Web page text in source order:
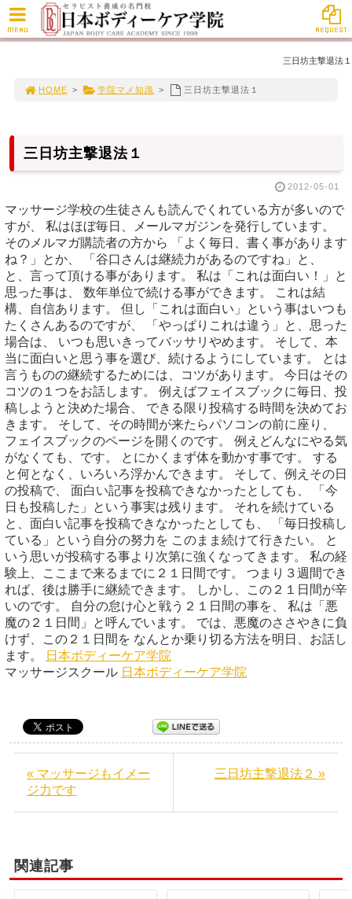
三日坊主撃退法１
HOME > 学院マメ知識 > 三日坊主撃退法１
三日坊主撃退法１
2012-05-01
マッサージ学校の生徒さんも読んでくれている方が多いので
すが、 私はほぼ毎日、メールマガジンを発行しています。
そのメルマガ購読者の方から 「よく毎日、書く事があります
ね？」とか、 「谷口さんは継続力があるのですね」と、
と、言って頂ける事があります。 私は「これは面白い！」と
思った事は、 数年単位で続ける事ができます。 これは結
構、自信あります。 但し「これは面白い」という事はいつも
たくさんあるのですが、 「やっぱりこれは違う」と、思った
場合は、 いつも思いきってバッサリやめます。 そして、本
当に面白いと思う事を選び、続けるようにしています。 とは
言うものの継続するためには、コツがあります。 今日はその
コツの１つをお話します。 例えばフェイスブックに毎日、投
稿しようと決めた場合、 できる限り投稿する時間を決めてお
きます。 そして、その時間が来たらパソコンの前に座り、
フェイスブックのページを開くのです。 例えどんなにやる気
がなくても、です。 とにかくまず体を動かす事です。 する
と何となく、いろいろ浮かんできます。 そして、例えその日
の投稿で、 面白い記事を投稿できなかったとしても、 「今
日も投稿した」という事実は残ります。 それを続けている
と、面白い記事を投稿できなかったとしても、 「毎日投稿し
ている」という自分の努力を このまま続けて行きたい。 と
いう思いが投稿する事より次第に強くなってきます。 私の経
験上、ここまで来るまでに２１日間です。 つまり３週間でき
れば、後は勝手に継続できます。 しかし、この２１日間が辛
いのです。 自分の怠け心と戦う２１日間の事を、 私は「悪
魔の２１日間」と呼んでいます。 では、悪魔のささやきに負
けず、この２１日間を なんとか乗り切る方法を明日、お話し
ます。
日本ボディーケア学院
マッサージスクール 日本ボディーケア学院
« マッサージもイメー
ジ力です
三日坊主撃退法２ »
関連記事
MENU REQUEST